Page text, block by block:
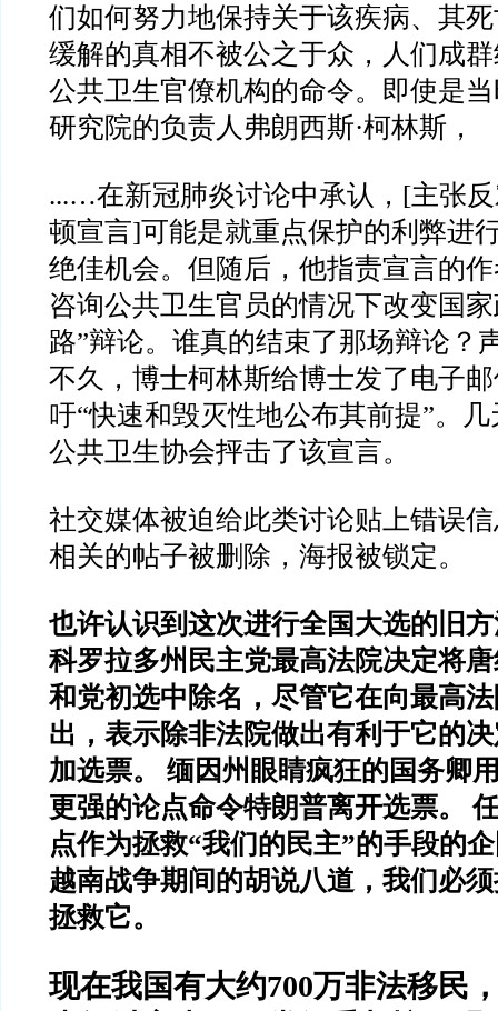
们如何努力地保持关于该疾病、其
缓解的真相不被公之于众，人们成
公共卫生官僚机构的命令。即使是
研究院的负责人弗朗西斯·柯林斯，
...…在新冠肺炎讨论中承认，[主张
顿宣言]可能是就重点保护的利弊进
绝佳机会。但随后，他指责宣言的
咨询公共卫生官员的情况下改变国
路”辩论。谁真的结束了那场辩论？
不久，博士柯林斯给博士发了电子邮
吁“快速和毁灭性地公布其前提”。
公共卫生协会抨击了该宣言。
社交媒体被迫给此类讨论贴上错误
相关的帖子被删除，海报被锁定。
也许认识到这次进行全国大选的旧
科罗拉多州民主党最高法院决定将
和党初选中除名，尽管它在向最高
出，表示除非法院做出有利于它的
加选票。 缅因州眼睛疯狂的国务卿
更强的论点命令特朗普离开选票。
点作为拯救“我们的民主”的手段的
越南战争期间的胡说八道，我们必
拯救它。
现在我国有大约700万非法移民